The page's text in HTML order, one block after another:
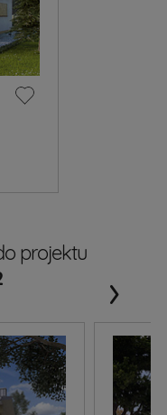
projektu
›